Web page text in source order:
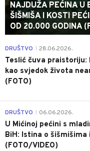
NAJDUŽA PEĆINA U
ŠIŠMIŠA I KOSTI
OD 20.000 GODINA
DRUŠTVO 28.06.2026.
Teslić čuva praistoriju:
kao svjedok života
(FOTO)
DRUŠTVO 06.06.2026.
U Mićinoj pećini s
BiH: Istina o šišmišima
(FOTO/VIDEO)